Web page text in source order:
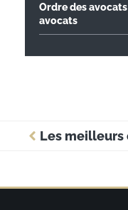
Ordre des
avocats